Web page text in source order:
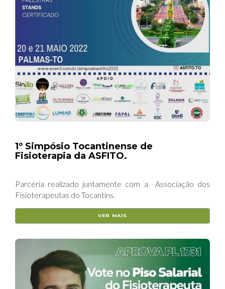
1º Simpósio Tocantinense de
Fisioterapia da ASFITO.
Parceria realizado juntamente com a Associação dos
Fisioterapeutas do Tocantins.
VER MAIS